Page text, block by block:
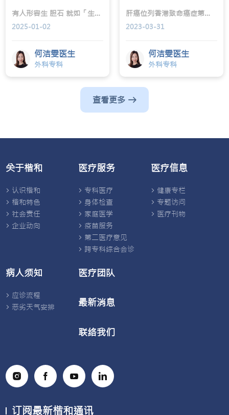
有人形容生 胆石 就如「生仔咁痛」，不想经历这种十级痛楚，就要认识一下胆石是如何形成，以及相关的风险因素。 胆石的真正成因，医学上仍未确定。从物理学上，胆石是胆汁成份过多而形成的结晶体，若然负责储存胆汁的胆囊，长期没有郁动及收缩，胆汁会被吸收，久而久之就会变得浓稠，并逐渐结晶。胆汁的主要成份包括胆盐、胆红素及胆固醇；欧美人士的胆汁胆固醇成份普遍偏高，因此多属于胆固醇结石；相反华人的胆石通常含有较多胆红素及胆盐。
2025-01-02
何洁雯医生
外科专科
肝癌位列香港致命癌症第三位，仅次于肺癌及大肠癌，惟早期没有明显病征，难以透过症状发现患病，有机会因而延误诊治。当确诊肝癌，透过手术切除有癌细胞的肝段是其中一种主要治疗方案，
2023-03-31
何洁雯医生
外科专科
查看更多
关于楷和
认识楷和
楷和特色
社会责任
企业动向
医疗服务
专科医疗
身体检查
家庭医学
疫苗服务
第二医疗意见
跨专科综合会诊
医疗信息
健康专栏
专题访问
医疗刊物
病人须知
应诊流程
恶劣天气安排
医疗团队
最新消息
联络我们
订阅最新楷和通讯